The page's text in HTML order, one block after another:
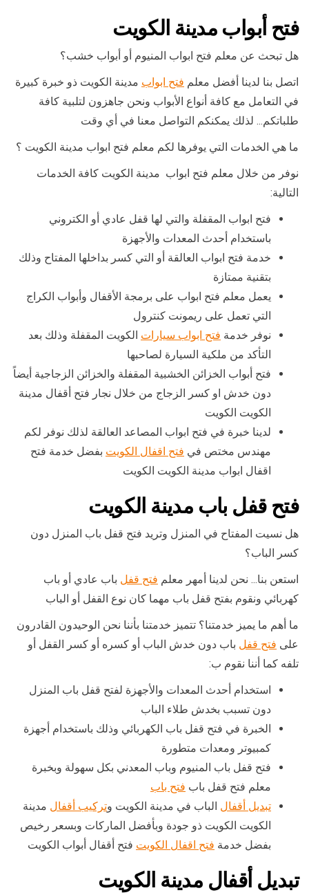
فتح أبواب مدينة الكويت
هل تبحث عن معلم فتح ابواب المنيوم أو أبواب خشب؟
اتصل بنا لدينا أفضل معلم فتح ابواب مدينة الكويت ذو خبرة كبيرة
في التعامل مع كافة أنواع الأبواب ونحن جاهزون لتلبية كافة
طلباتكم… لذلك يمكنكم التواصل معنا في أي وقت
ما هي الخدمات التي يوفرها لكم معلم فتح ابواب مدينة الكويت ؟
نوفر من خلال معلم فتح ابواب مدينة الكويت كافة الخدمات
التالية:
فتح ابواب المقفلة والتي لها قفل عادي أو الكتروني
باستخدام أحدث المعدات والأجهزة
خدمة فتح ابواب العالقة أو التي كسر بداخلها المفتاح وذلك
بتقنية ممتازة
يعمل معلم فتح ابواب على برمجة الأقفال وأبواب الكراج
التي تعمل على ريمونت كنترول
نوفر خدمة فتح ابواب سيارات الكويت المقفلة وذلك بعد
التأكد من ملكية السيارة لصاحبها
فتح أبواب الخزائن الخشبية المقفلة والخزائن الزجاجية أيضاً
دون خدش او كسر الزجاج من خلال نجار فتح أقفال مدينة
الكويت الكويت
لدينا خبرة في فتح ابواب المصاعد العالقة لذلك نوفر لكم
مهندس مختص في فتح اقفال الكويت بفضل خدمة فتح
اقفال ابواب مدينة الكويت الكويت
فتح قفل باب مدينة الكويت
هل نسيت المفتاح في المنزل وتريد فتح قفل باب المنزل دون
كسر الباب؟
استعن بنا… نحن لدينا أمهر معلم فتح قفل باب عادي أو باب
كهربائي ونقوم بفتح قفل باب مهما كان نوع القفل أو الباب
ما أهم ما يميز خدمتنا؟ تتميز خدمتنا بأننا نحن الوحيدون القادرون
على فتح قفل باب دون خدش الباب أو كسره أو كسر القفل أو
تلفه كما أننا نقوم ب:
استخدام أحدث المعدات والأجهزة لفتح قفل باب المنزل
دون تسبب بخدش طلاء الباب
الخبرة في فتح قفل باب الكهربائي وذلك باستخدام أجهزة
كمبيوتر ومعدات متطورة
فتح قفل باب المنيوم وباب المعدني بكل سهولة وبخبرة
معلم فتح قفل باب فتح باب
تبديل أقفال الباب في مدينة الكويت وتركيب أقفال مدينة
الكويت الكويت ذو جودة وبأفضل الماركات وبسعر رخيص
بفضل خدمة فتح اقفال الكويت فتح أقفال أبواب الكويت
تبديل أقفال مدينة الكويت